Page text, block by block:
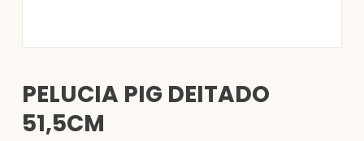
PELUCIA PIG DEITADO
51,5CM